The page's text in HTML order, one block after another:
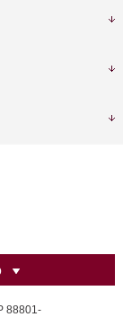
88801-